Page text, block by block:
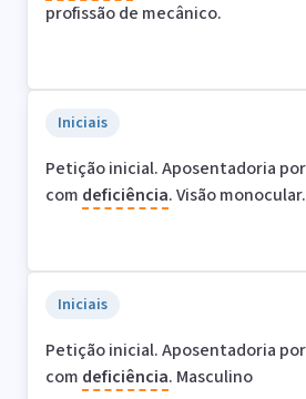
profissão de mecânico.
Iniciais
Petição inicial. Aposentadoria
com deficiência. Visão
Iniciais
Petição inicial. Aposentadoria
com deficiência. Masculino